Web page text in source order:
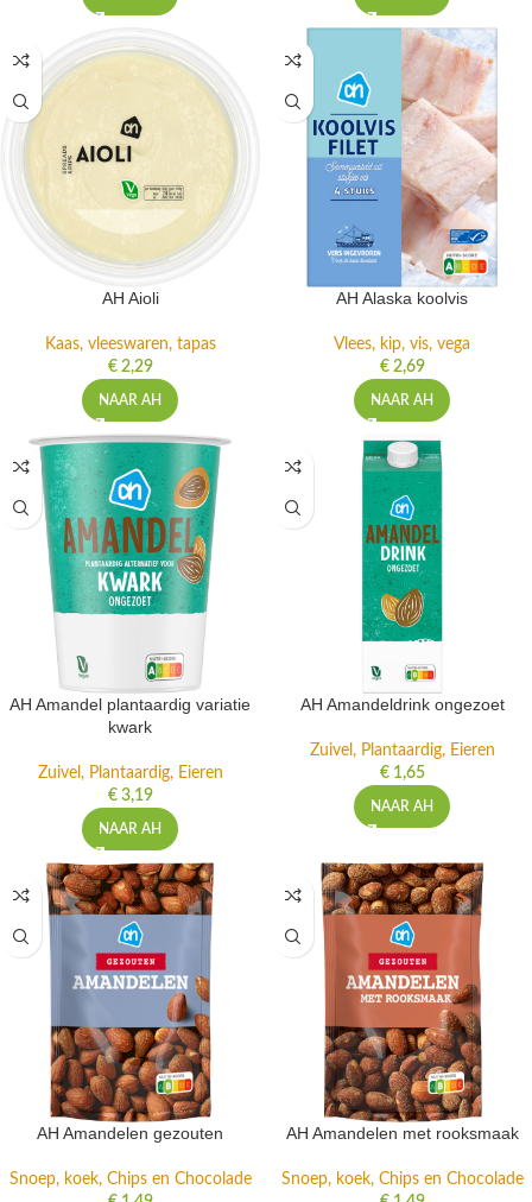
AH Aioli
Kaas, vleeswaren, tapas
€2,29
NAAR AH
AH Alaska koolvis
Vlees, kip, vis, vega
€2,69
NAAR AH
AH Amandel plantaardig variatie
kwark
Zuivel, Plantaardig, Eieren
€3,19
NAAR AH
AH Amandeldrink ongezoet
Zuivel, Plantaardig, Eieren
€1,65
NAAR AH
AH Amandelen gezouten
Snoep, koek, Chips en Chocolade
AH Amandelen met rooksmaak
Snoep, koek, Chips en Chocolade